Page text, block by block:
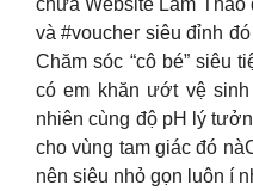
chưa Website Lam Thảo
và #voucher siêu đỉnh
Chăm sóc “cô bé” siêu
có em khăn ướt vệ
nhiên cùng độ pH lý
cho vùng tam giác đó
nên siêu nhỏ gọn luôn í